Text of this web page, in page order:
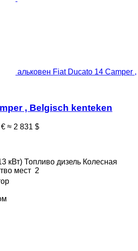
альковен Fiat Ducato 14 Camper ,
, Belgisch kenteken
≈ 2 831 $
кВт) Топливо дизель Колесная
мест 2